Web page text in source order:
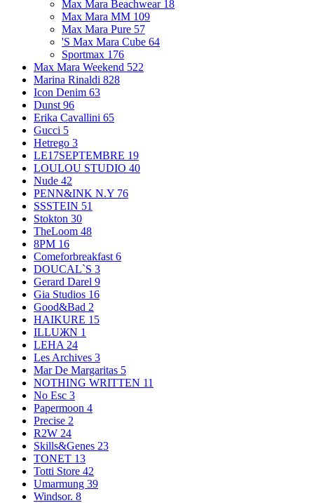
Max Mara Beachwear 18
Max Mara MM 109
Max Mara Pure 57
'S Max Mara Cube 64
Sportmax 176
Max Mara Weekend 522
Marina Rinaldi 828
Icon Denim 63
Dunst 96
Erika Cavallini 65
Gucci 5
Hetrego 3
LE17SEPTEMBRE 19
LOULOU STUDIO 40
Nude 42
PENN&INK N.Y 76
SSSTEIN 51
Stokton 30
TheLoom 48
8PM 16
Comeforbreakfast 6
DOUCAL`S 3
Gerard Darel 9
Gia Studios 16
Good&Bad 2
HAIKURE 15
ILLUЖN 1
LEHA 24
Les Archives 3
Mar De Margaritas 5
NOTHING WRITTEN 11
No Esc 3
Papermoon 4
Precise 2
R2W 24
Skills&Genes 23
TONET 13
Totti Store 42
Umarmung 39
Windsor. 8